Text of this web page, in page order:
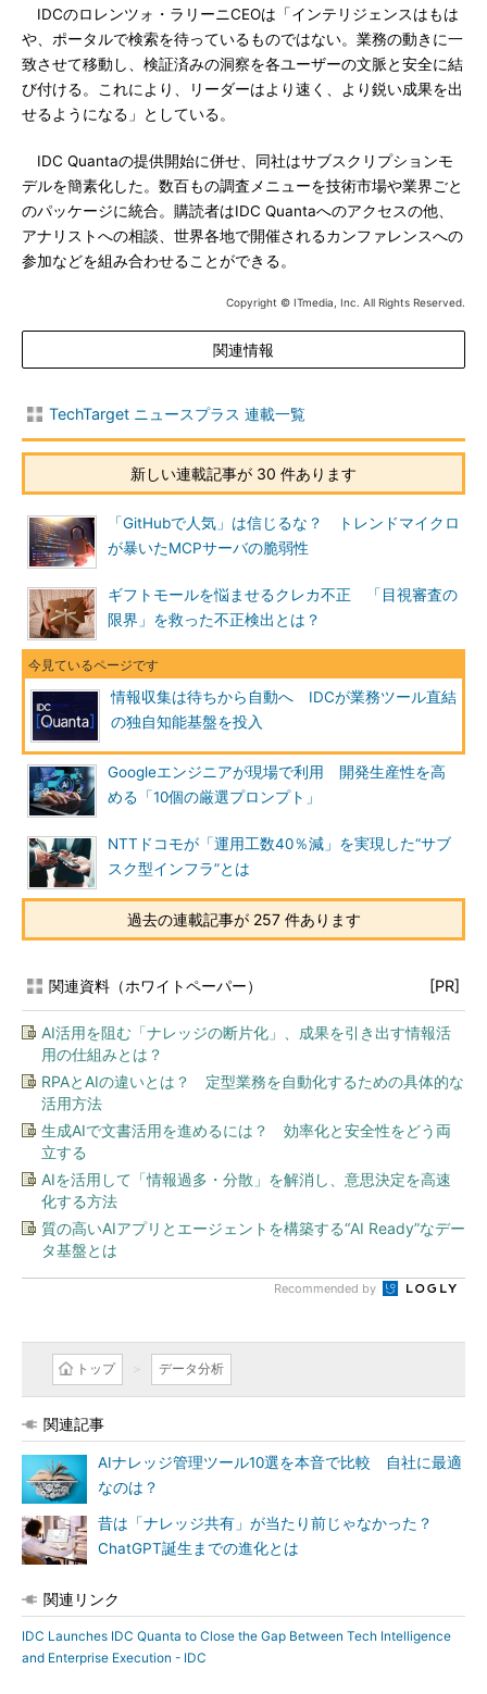
IDCのロレンツォ・ラリーニCEOは「インテリジェンスはもは
や、ポータルで検索を待っているものではない。業務の動きに一
致させて移動し、検証済みの洞察を各ユーザーの文脈と安全に結
び付ける。これにより、リーダーはより速く、より鋭い成果を出
せるようになる」としている。
IDC Quantaの提供開始に併せ、同社はサブスクリプションモ
デルを簡素化した。数百もの調査メニューを技術市場や業界ごと
のパッケージに統合。購読者はIDC Quantaへのアクセスの他、
アナリストへの相談、世界各地で開催されるカンファレンスへの
参加などを組み合わせることができる。
Copyright © ITmedia, Inc. All Rights Reserved.
関連情報
TechTarget ニュースプラス 連載一覧
新しい連載記事が 30 件あります
「GitHubで人気」は信じるな？ トレンドマイクロ
が暴いたMCPサーバの脆弱性
ギフトモールを悩ませるクレカ不正 「目視審査の
限界」を救った不正検出とは？
情報収集は待ちから自動へ IDCが業務ツール直結
の独自知能基盤を投入
Googleエンジニアが現場で利用 開発生産性を高
める「10個の厳選プロンプト」
NTTドコモが「運用工数40％減」を実現した“サブ
スク型インフラ”とは
過去の連載記事が 257 件あります
関連資料（ホワイトペーパー） [PR]
AI活用を阻む「ナレッジの断片化」、成果を引き出す情報活
用の仕組みとは？
RPAとAIの違いとは？ 定型業務を自動化するための具体的な
活用方法
生成AIで文書活用を進めるには？ 効率化と安全性をどう両
立する
AIを活用して「情報過多・分散」を解消し、意思決定を高速
化する方法
質の高いAIアプリとエージェントを構築する“AI Ready”なデー
タ基盤とは
Recommended by
トップ データ分析
関連記事
AIナレッジ管理ツール10選を本音で比較 自社に最適
なのは？
昔は「ナレッジ共有」が当たり前じゃなかった？
ChatGPT誕生までの進化とは
関連リンク
IDC Launches IDC Quanta to Close the Gap Between Tech Intelligence
and Enterprise Execution - IDC